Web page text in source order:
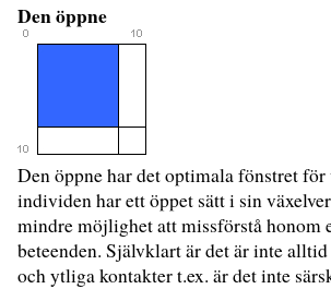
Den öppne
Den öppne har det optimala fönstret
individen har ett öppet sätt i sin
mindre möjlighet att missförstå honom
beteenden. Självklart är det är inte
och ytliga kontakter t.ex. är det inte